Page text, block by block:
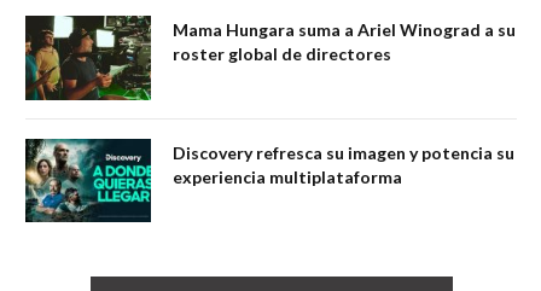
Mama Hungara suma a Ariel Winograd a su
roster global de directores
Discovery refresca su imagen y potencia su
experiencia multiplataforma